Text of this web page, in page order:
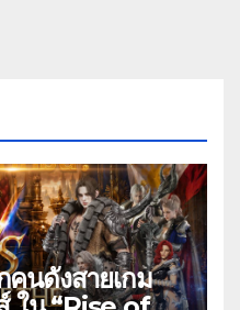
นดังสายเกม